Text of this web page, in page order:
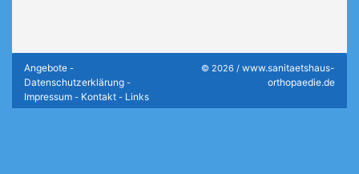
Angebote -
Datenschutzerklärung -
Impressum - Kontakt - Links
© 2026 / www.sanitaetshaus-
orthopaedie.de